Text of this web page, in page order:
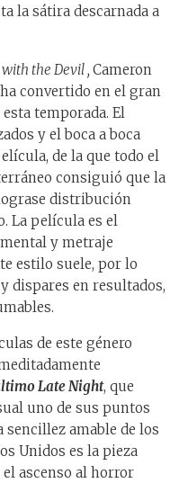
la sátira descarnada a
the Devil , Cameron
convertido en el gran
temporada. El
y el boca a boca
de la que todo el
consiguió que la
distribución
La película es el
y metraje
estilo suele, por lo
dispares en resultados,
de este género
Late Night, que
uno de sus puntos
amable de los
Unidos es la pieza
ascenso al horror